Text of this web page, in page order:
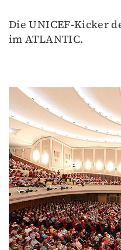
Die UNICEF-Kicker
im ATLANTIC.